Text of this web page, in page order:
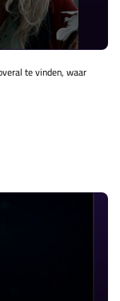
te vinden, waar